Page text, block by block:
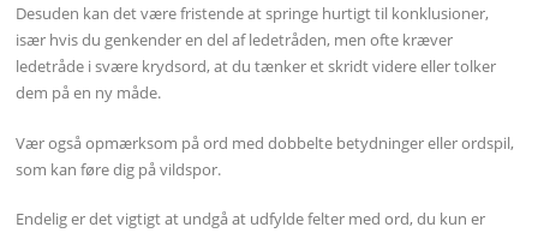
Desuden kan det være fristende at springe hurtigt til konklusioner,
især hvis du genkender en del af ledetråden, men ofte kræver
ledetråde i svære krydsord, at du tænker et skridt videre eller tolker
dem på en ny måde.
Vær også opmærksom på ord med dobbelte betydninger eller ordspil,
som kan føre dig på vildspor.
Endelig er det vigtigt at undgå at udfylde felter med ord, du kun er